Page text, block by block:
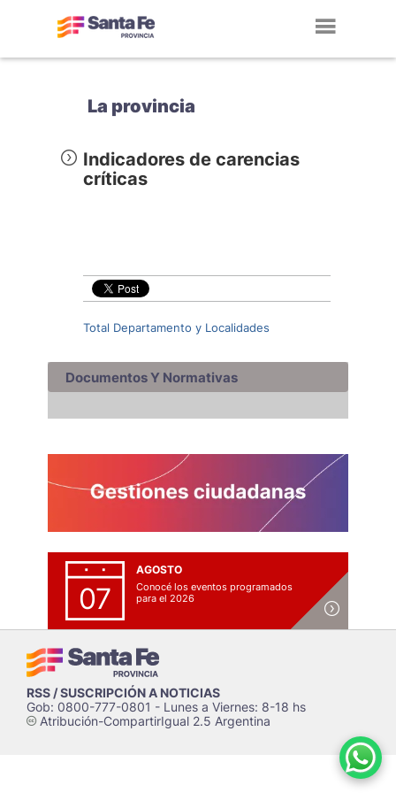
La provincia
Indicadores de carencias
críticas
Total Departamento y Localidades
Documentos Y Normativas
07
AGOSTO
Conocé los eventos programados
para el 2026
RSS / SUSCRIPCIÓN A NOTICIAS
Gob: 0800-777-0801 - Lunes a Viernes: 8-18 hs
cAtribución-CompartirIgual 2.5 Argentina